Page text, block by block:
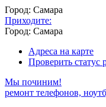
Город: Самара
Приходите:
Город: Самара
Адреса на карте
Проверить статус
Мы починим!
ремонт телефонов,